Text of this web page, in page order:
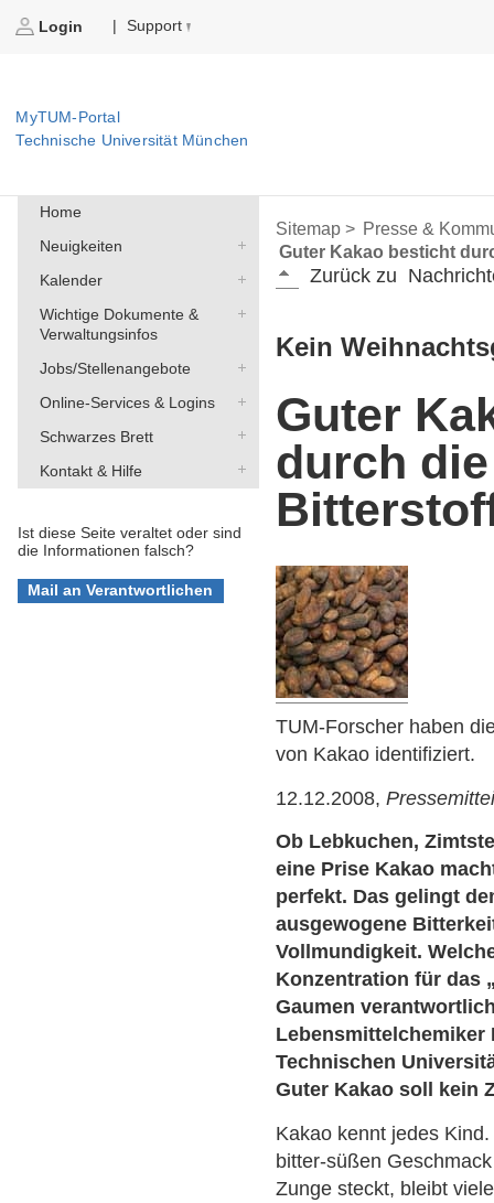
Login | Support
MyTUM-Portal
Technische Universität München
Home
Neuigkeiten
Kalender
Wichtige Dokumente &
Verwaltungsinfos
Jobs/Stellenangebote
Online-Services & Logins
Schwarzes Brett
Kontakt & Hilfe
Ist diese Seite veraltet oder sind
die Informationen falsch?
Sitemap > Presse &
Guter Kakao besticht
Zurück zu
Kein
Guter
durch
TUM-Forscher haben
von Kakao identifiziert.
12.12.2008,
Ob Lebkuchen,
eine Prise Kakao
perfekt. Das gelingt
ausgewogene
Vollmundigkeit.
Konzentration für das
Gaumen
Lebensmittelchemiker
Technischen
Guter Kakao soll kein
Kakao kennt jedes
bitter-süßen
Zunge steckt, bleibt